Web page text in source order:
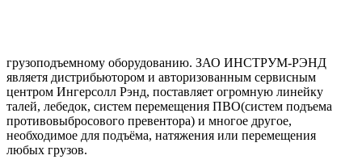
грузоподъемному оборудованию. ЗАО ИНСТРУМ-РЭНД
являетя дистрибьютором и авторизованным сервисным
центром Ингерсолл Рэнд, поставляет огромную линейку
талей, лебедок, систем перемещения ПВО(систем подъема
противовыбросового превентора) и многое другое,
необходимое для подъёма, натяжения или перемещения
любых грузов.